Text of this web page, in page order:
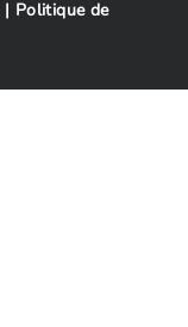
| Politique de